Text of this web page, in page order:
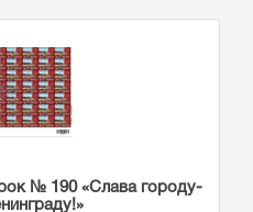
№ 190 «Слава городу-